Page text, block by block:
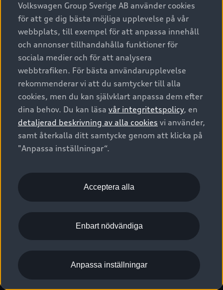
A6 modellerna
SUV
Avant
Audi Sport
Privatleasing
Nya bilar i lager
Begagnade bilar i lager
Audi approved :plus - så gott som nya
Finansiering
Audi exclusive
Provkörning
Service & tillbehör
Audi digital services
Originaltillbehör - köp online
Garantier
Försäkring
Digitala manualer för din Audi
Audi Collection – livsstilsartiklar
Vanliga frågor
2G/3G nätet stängs ned - Hur påverkas min bil av detta?
Tjänstebil
Tjänstebil
Business lease online
Företagsleasing
Om Audi Sverige
Kontakta oss
Audi Återförsäljare/-serviceverkstad
myAudi
Pressmeddelanden
Nyhetsbrev
Vårt hållbarhetsarbete
Lediga tjänster huvudkontor
Lediga tjänster hos Audi Återförsäljare
Kommentar till mediauppgifter om dataläcka
© 2026 AUDI SVERIGE. All Rights Reserved.
Utgivare Juridiskt
Juridiskt Audi AG
Juridiskt Audi Digital Giveaway
Anpassa inställningar för cookies
Visselblåsarkanaler
Volkswagen Group Sverige AB använder cookies
för att ge dig bästa möjliga upplevelse på vår
webbplats, till exempel för att anpassa innehåll
och annonser tillhandahålla funktioner för
sociala medier och för att analysera
webbtrafiken. För bästa användarupplevelse
rekommenderar vi att du samtycker till alla
cookies, men du kan självklart anpassa dem efter
dina behov. Du kan läsa vår integritetspolicy, en
detaljerad beskrivning av alla cookies vi använder,
samt återkalla ditt samtycke genom att klicka på
"Anpassa inställningar“.
Acceptera alla
Enbart nödvändiga
Anpassa inställningar